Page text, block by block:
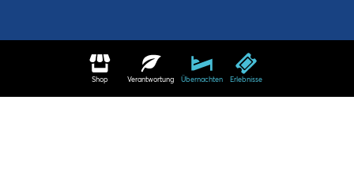
Shop Verantwortung Übernachten Erlebnisse